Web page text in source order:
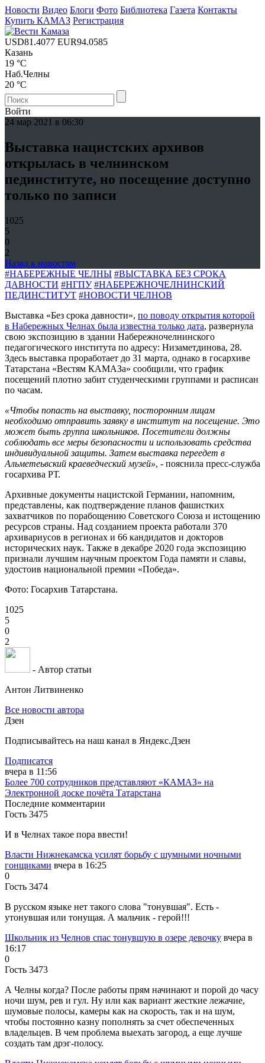
Новости Видео Блоги Фото Библиотека Газета Контакты
Купить КАМАЗ Регистрация
USD81.4077 EUR94.0585
Казань
19 °C
Наб.Челны
20 °C
Войти
24 мар 2021 в 06:30
Выставка нацистских архивов
открылась в челнинском
пединституте, но посещение доступно
только по записи
1025
5
0
2
Назад к новостям
#НАБЕРЕЖНЫЕ ЧЕЛНЫ #ВЫСТАВКА БЕЗ СРОКА
ДАВНОСТИ #НГПУ #НАБЕРЕЖНОЧЕЛНИНСКИЙ
ПЕДИНСТИТУТ #НОВОСТИ ЧЕЛНОВ
Выставка «Без срока давности», по поводу открытия которой
в Набережных Челнах была известна только дата, развернула
свою экспозицию в здании Набережночелнинского
педагогического института по адресу: Низаметдинова, 28.
Здесь выставка проработает до 31 марта, однако в госархиве
Татарстана «Вестям КАМАЗа» сообщили, что график
посещений плотно забит студенческими группами и расписан
по часам.
«Чтобы попасть на выставку, посторонним лицам
необходимо отправить заявку в институт на посещение. Это
может быть группа школьников. Посетители должны
соблюдать все меры безопасности и использовать средства
индивидуальной защиты. Затем выставка переедет в
Альметеьвский краеведческий музей», - пояснила пресс-служба
госархива РТ.
Архивные документы нацистской Германии, напомним,
представлены, как подтверждение планов фашистких
захватчиков по порабощению Советского Союза и истощению
ресурсов страны. Над созданием проекта работали 370
архивариусов в регионах и 66 кандидатов и докторов
исторических наук. Также в декабре 2020 года экспозицию
признали лучшим научным проектом Года памяти и славы,
удостоив национальной премии «Победа».
Фото: Госархив Татарстана.
1025
5
0
2
- Автор статьи
Антон Литвиненко
Все новости автора
Дзен
Подписывайтесь на наш канал в Яндекс.Дзен
Подписатся
вчера в 11:56
Более 700 сотрудников представляют «КАМАЗ» на
Электронной доске почёта Татарстана
Последние комментарии
Гость 3475
И в Челнах такое пора ввести!
Власти Нижнекамска усилят борьбу с шумными ночными
гонщиками вчера в 16:25
0
Гость 3474
В русском языке нет такого слова "тонувшая". Есть -
утонувшая или тонущая. А мальчик - герой!!!
Школьник из Челнов спас тонувшую в озере девочку вчера в
16:17
0
Гость 3473
А Челны когда? После работы прям начинают и порой до часу
ночи шум, рев и гул. Ну или как вариант жесткие лежачие,
шумовые полосы, камеры как на скорость, так и на шум,
чтобы постоянно казну пополнять за счет обеспеченных
владельцев. В чем проблема выехать загород, а еще лучше
создать там дрэг-полосу.